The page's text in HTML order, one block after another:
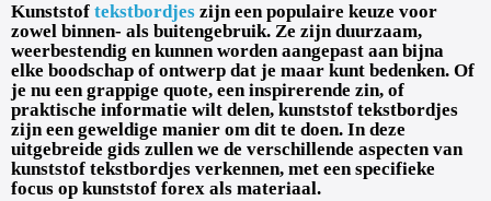
Kunststof tekstbordjes zijn een populaire keuze voor
zowel binnen- als buitengebruik. Ze zijn duurzaam,
weerbestendig en kunnen worden aangepast aan bijna
elke boodschap of ontwerp dat je maar kunt bedenken. Of
je nu een grappige quote, een inspirerende zin, of
praktische informatie wilt delen, kunststof tekstbordjes
zijn een geweldige manier om dit te doen. In deze
uitgebreide gids zullen we de verschillende aspecten van
kunststof tekstbordjes verkennen, met een specifieke
focus op kunststof forex als materiaal.